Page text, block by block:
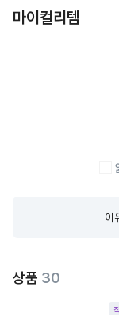
마이컬리템
이
상품 30